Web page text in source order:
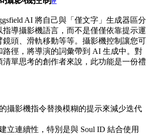
AI 將自己與「僅文字」生成器區分
指導攝影機語言，而不是僅僅依靠提示運
鏡頭、滑軌移動等等。攝影機控制讓您可
路徑，將導演的詞彙帶到 AI 生成中。對
單思考的創作者來說，此功能是一份禮
攝影機指令替換模糊的提示來減少迭代
立連續性，特別是與 Soul ID 結合使用